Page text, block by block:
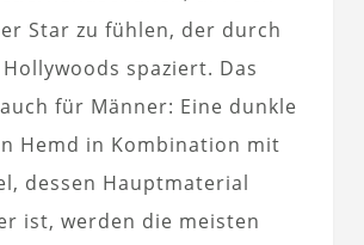
Star zu fühlen, der durch
spaziert. Das
für Männer: Eine dunkle
Hemd in Kombination mit
dessen Hauptmaterial
ist, werden die meisten